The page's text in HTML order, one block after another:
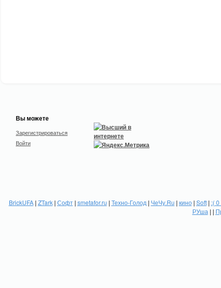
Вы можете
Зарегистрироваться
Войти
BrickUFA| ZTark| Софт| smetafor.ru | Техно-Голод | ЧеЧу.Ru | кино| Soft| :(
РУша | |